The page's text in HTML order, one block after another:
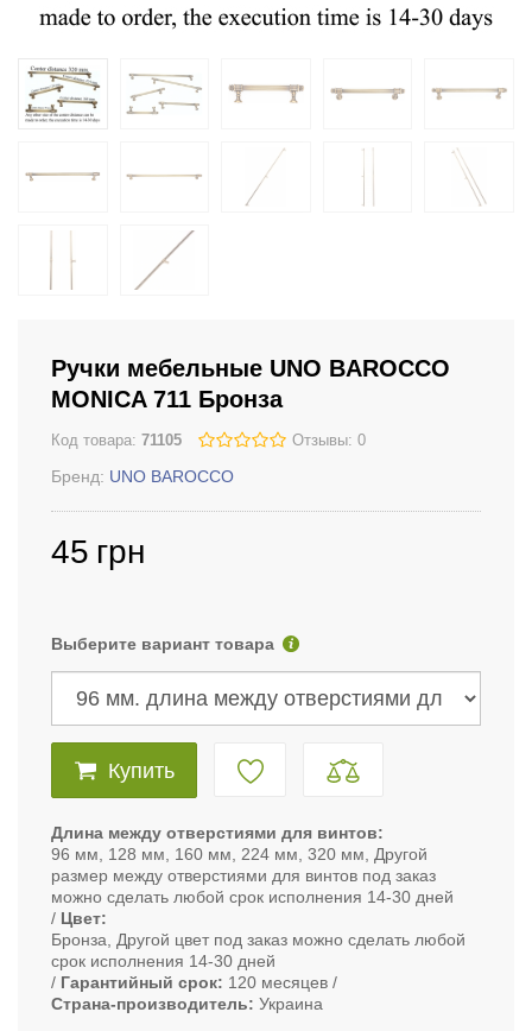
Ручки мебельные UNO BAROCCO
MONICA 711 Бронза
Код товара: 71105 Отзывы: 0
Бренд: UNO BAROCCO
45 грн
Выберите вариант товара
Купить
Длина между отверстиями для винтов
96 мм, 128 мм, 160 мм, 224 мм, 320 мм, Другой
размер между отверстиями для винтов под заказ
можно сделать любой срок исполнения 14-30 дней
Цвет
Бронза, Другой цвет под заказ можно сделать любой
срок исполнения 14-30 дней
Гарантийный срок
120 месяцев
Страна-производитель
Украина